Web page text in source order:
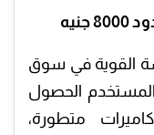
القوية في سوق
المستخدم الحصول
متطورة،